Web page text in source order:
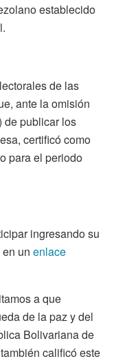
establecido
de las
ante la omisión
de publicar los
certificó como
para el periodo
ingresando su
un enlace
a que
de la paz y del
Bolivariana de
calificó este